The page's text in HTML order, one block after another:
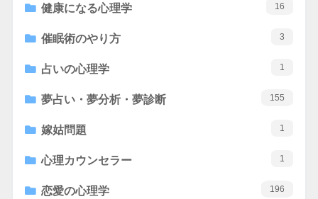
健康になる心理学 16
催眠術のやり方 3
占いの心理学 1
夢占い・夢分析・夢診断 155
嫁姑問題 1
心理カウンセラー 1
恋愛の心理学 196